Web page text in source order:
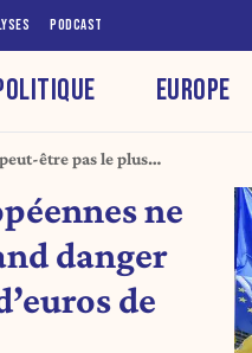
PODCAST
EUROPE
être pas le plus
ne
danger
de